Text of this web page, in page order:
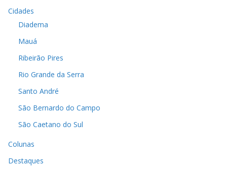
Cidades
Diadema
Mauá
Ribeirão Pires
Rio Grande da Serra
Santo André
São Bernardo do Campo
São Caetano do Sul
Colunas
Destaques